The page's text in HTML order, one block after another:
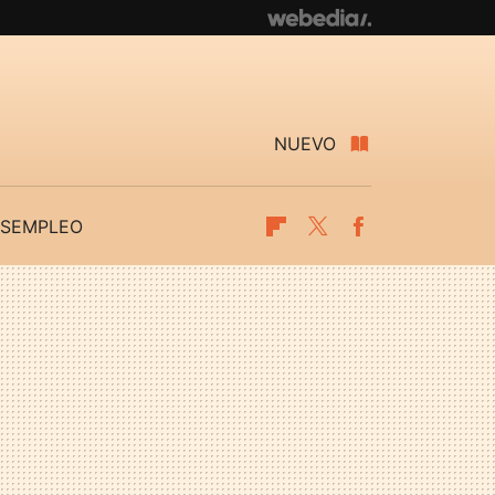
NUEVO
Flipboard
Twitter